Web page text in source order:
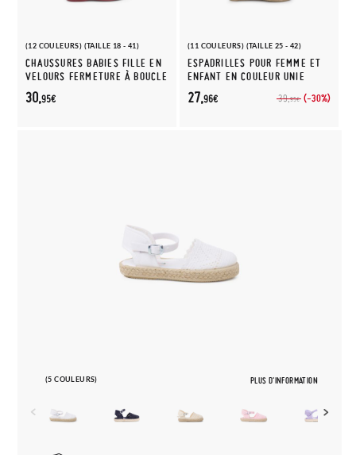
(12 COULEURS) (TAILLE 18 - 41)
CHAUSSURES BABIES FILLE EN
VELOURS FERMETURE À BOUCLE
30,95€
(11 COULEURS) (TAILLE 25 - 42)
ESPADRILLES POUR FEMME ET
ENFANT EN COULEUR UNIE
39,95€ (-30%)
27,96€
(5 COULEURS) PLUS D'INFORMATION